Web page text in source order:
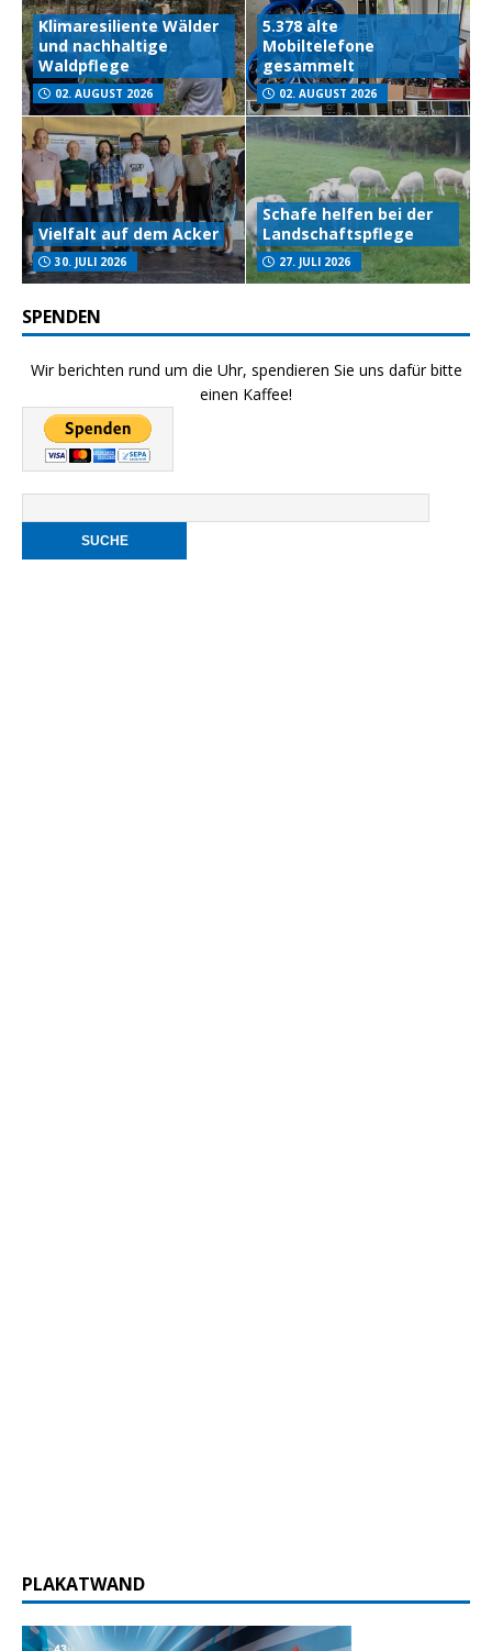
Klimaresiliente Wälder
und nachhaltige
Waldpflege
02. AUGUST 2026
5.378 alte
Mobiltelefone
gesammelt
02. AUGUST 2026
Vielfalt auf dem Acker
30. JULI 2026
Schafe helfen bei der
Landschaftspflege
27. JULI 2026
SPENDEN
Wir berichten rund um die Uhr, spendieren Sie uns dafür bitte
einen Kaffee!
PLAKATWAND